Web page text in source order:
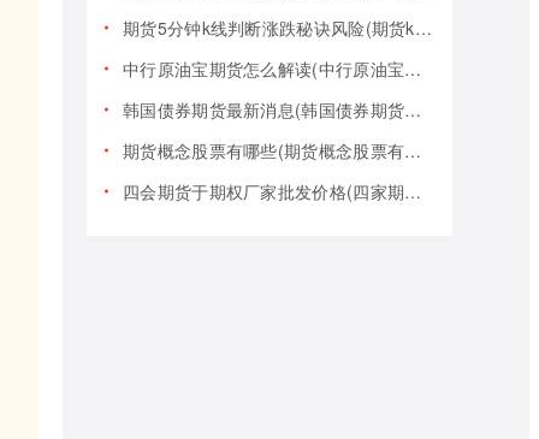
期货5分钟k线判断涨跌秘诀风险(期货k线技巧)
中行原油宝期货怎么解读(中行原油宝期货事件)
韩国债券期货最新消息(韩国债券期货最新消息新闻)
期货概念股票有哪些(期货概念股票有哪些类型)
四会期货于期权厂家批发价格(四家期货交易)